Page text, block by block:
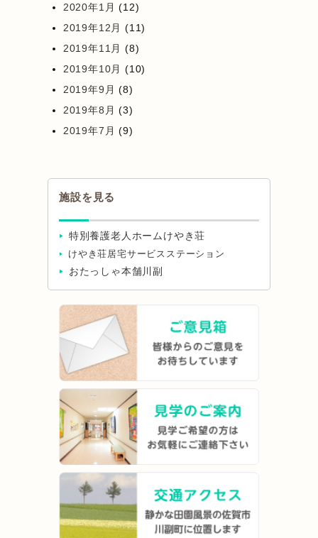
2020年1月 (12)
2019年12月 (11)
2019年11月 (8)
2019年10月 (10)
2019年9月 (8)
2019年8月 (3)
2019年7月 (9)
施設を見る
特別養護老人ホームけやき荘
けやき荘居宅サービスステーション
おたっしゃ本舗川副